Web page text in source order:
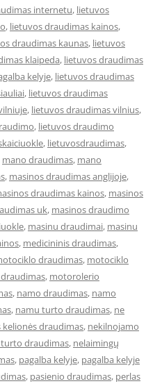
internetu, lietuvos
, lietuvos draudimas kainos,
draudimas kaunas, lietuvos
klaipeda, lietuvos draudimas
kelyje, lietuvos draudimas
, lietuvos draudimas
, lietuvos draudimas vilnius,
, lietuvos draudimo
, lietuvosdraudimas,
mano draudimas, mano
, masinos draudimas anglijoje,
draudimas kainos, masinos
uk, masinos draudimo
, masinu draudimai, masinu
, medicininis draudimas,
draudimas, motociklo
, motorolerio
, namo draudimas, namo
, namu turto draudimas, ne
kelionės draudimas, nekilnojamo
draudimas, nelaimingų
, pagalba kelyje, pagalba kelyje
, pasienio draudimas, perlas